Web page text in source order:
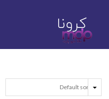
جستجو
برای:
کرونا